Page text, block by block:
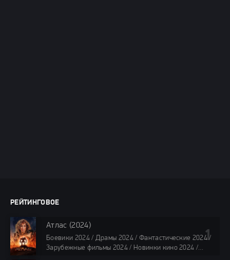
РЕЙТИНГОВОЕ
Атлас (2024)
Боевики 2024 / Драмы 2024 / Фантастические 2024 /
Зарубежные фильмы 2024 / Новинки кино 2024 /